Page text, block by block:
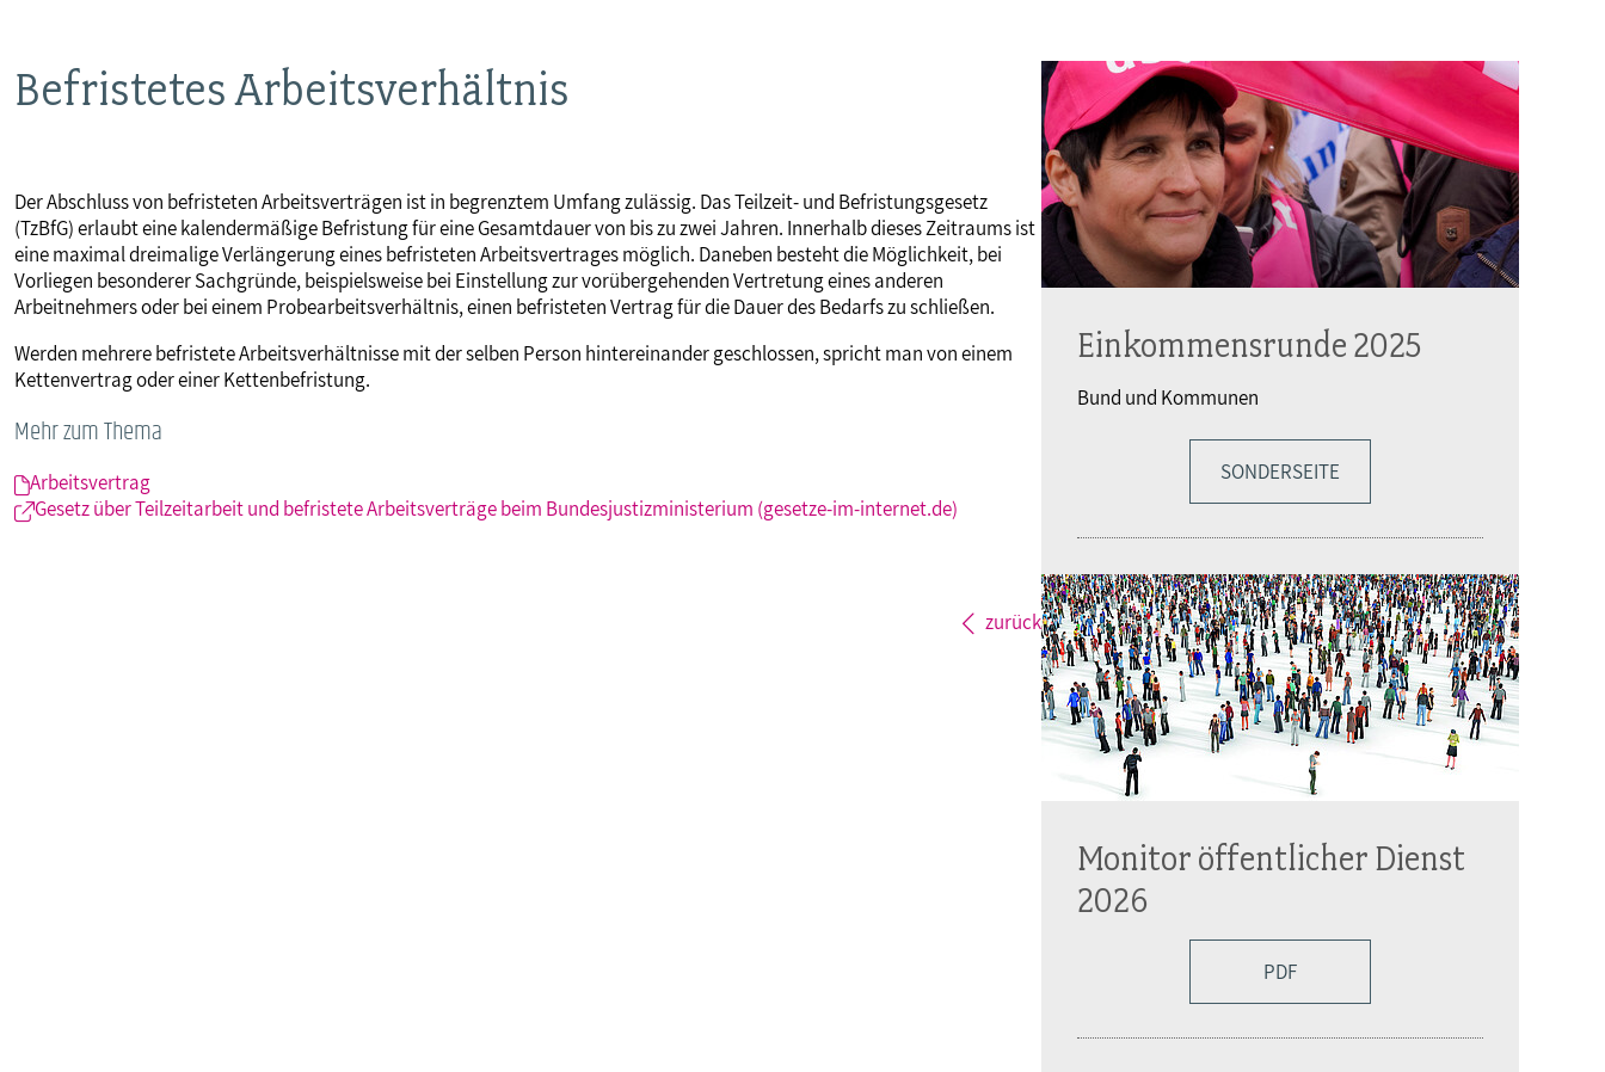
Senioren
Rechtsprechung
Befristetes Arbeitsverhältnis
Der Abschluss von befristeten Arbeitsverträgen ist in begrenztem Umfang zulässig. Das Teilzeit- und Befristungsgesetz
(TzBfG) erlaubt eine kalendermäßige Befristung für eine Gesamtdauer von bis zu zwei Jahren. Innerhalb dieses Zeitraums ist
eine maximal dreimalige Verlängerung eines befristeten Arbeitsvertrages möglich. Daneben besteht die Möglichkeit, bei
Vorliegen besonderer Sachgründe, beispielsweise bei Einstellung zur vorübergehenden Vertretung eines anderen
Arbeitnehmers oder bei einem Probearbeitsverhältnis, einen befristeten Vertrag für die Dauer des Bedarfs zu schließen.
Werden mehrere befristete Arbeitsverhältnisse mit der selben Person hintereinander geschlossen, spricht man von einem
Kettenvertrag oder einer Kettenbefristung.
Mehr zum Thema
Arbeitsvertrag
Gesetz über Teilzeitarbeit und befristete Arbeitsverträge beim Bundesjustizministerium (gesetze-im-internet.de)
zurück
Einkommensrunde 2025
Bund und Kommunen
SONDERSEITE
Monitor öffentlicher Dienst
2026
PDF